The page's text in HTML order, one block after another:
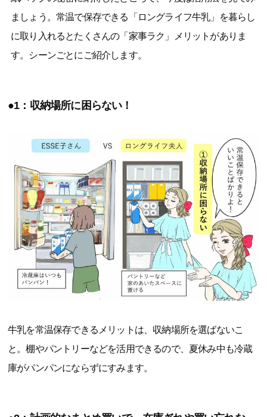
ましょう。常温で保存できる「ロングライフ牛乳」を暮らし
に取り入れるとたくさんの「家事ラク」メリットがありま
す。シーンごとにご紹介します。
●1：収納場所に困らない！
牛乳を常温保存できるメリットは、収納場所を選ばないこ
と。棚やパントリーなどを活用できるので、夏休み中も冷蔵
庫がパンパンにならずにすみます。